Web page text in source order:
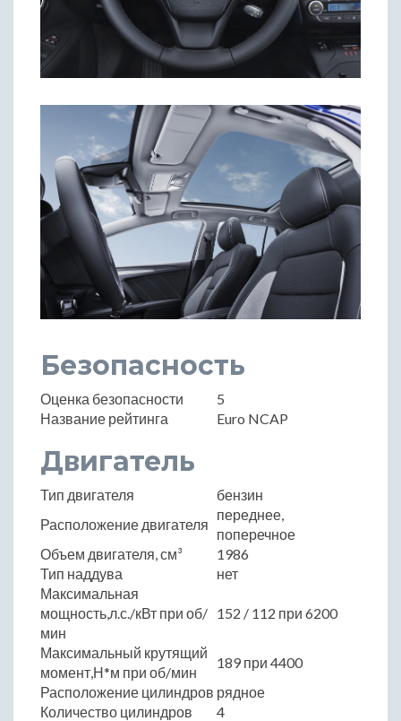
Безопасность
Оценка безопасности
5
Название рейтинга
Euro NCAP
Двигатель
Тип двигателя
бензин
Расположение двигателя
переднее,
поперечное
Объем двигателя, см³
1986
Тип наддува
нет
Максимальная
мощность,л.с./кВт при об/
мин
152 / 112 при 6200
Максимальный крутящий
момент,Н*м при об/мин
189 при 4400
Расположение цилиндров рядное
Количество цилиндров
4